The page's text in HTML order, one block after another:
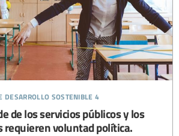
desarrollo sostenible 4
de los servicios públicos y los
requieren voluntad política.